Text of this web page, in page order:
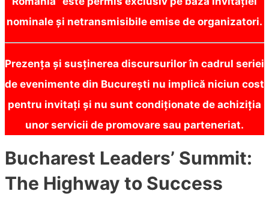
nominale și netransmisibile emise de organizatori.
Prezența și susținerea discursurilor în cadrul seriei
de evenimente din București nu implică niciun cost
pentru invitați și nu sunt condiționate de achiziția
unor servicii de promovare sau parteneriat.
Bucharest Leaders’ Summit:
The Highway to Success